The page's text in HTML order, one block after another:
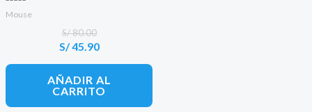
Valorado con
Mouse
S/80.00
El
precio
original
era:
S/ 80.00.
S/45.90
El
precio
actual
es:
S/ 45.90.
AÑADIR AL
CARRITO